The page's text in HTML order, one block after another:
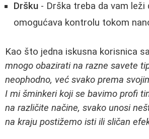
Dršku - Drška treba da vam leži
omogućava kontrolu tokom
Kao što jedna iskusna korisnica
mnogo obazirati na razne savete
neophodno, već svako prema
I mi šminkeri koji se bavimo profi
na različite načine, svako unosi
na kraju postižemo isti ili sličan